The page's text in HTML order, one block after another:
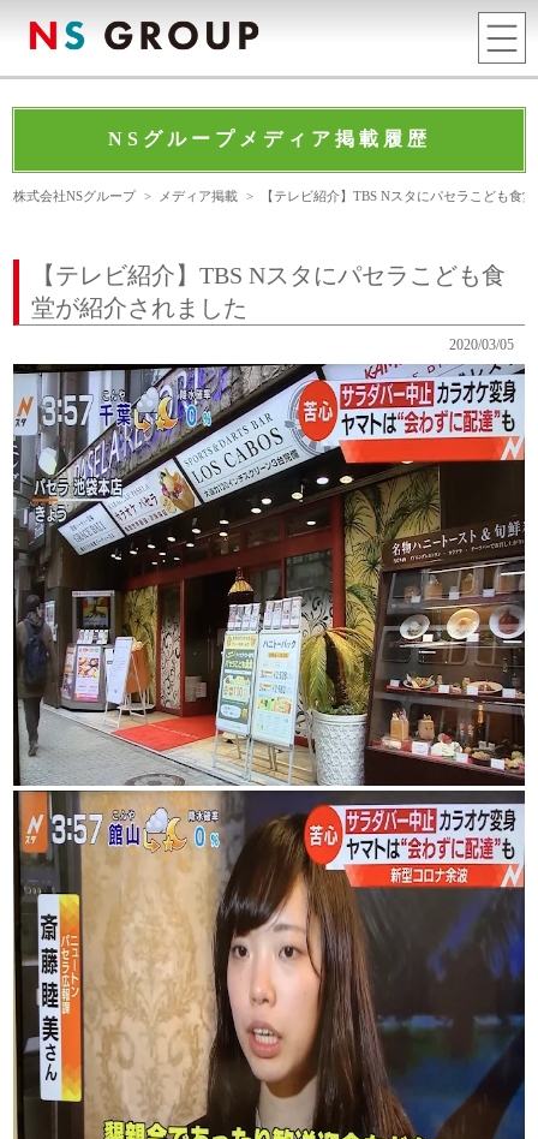
NSグループメディア掲載履歴
株式会社NSグループ > メディア掲載 > 【テレビ紹介】TBS Nスタにパセラこども食
【テレビ紹介】TBS Nスタにパセラこども食
堂が紹介されました
2020/03/05